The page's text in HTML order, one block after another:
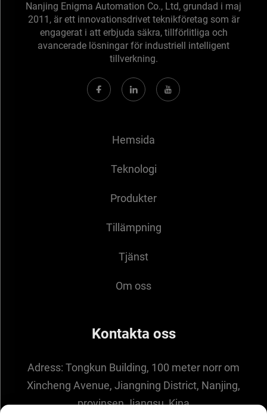
Nanjing Enigma Automation Co., Ltd, grundad i maj
2011, är ett innovationsdrivet teknikföretag som är
engagerat i att erbjuda säkra, tillförlitliga och
avancerade lösningar för industriell intelligent
tillverkning.
Hemsida
Teknologi
Produkter
Tillämpning
Tjänst
Om oss
Kontakta oss
Adress: Tongkun Building, 100 meter norr om
Xincheng Avenue, Jiangning District, Nanjing,
provinsen Jiangsu, Kina